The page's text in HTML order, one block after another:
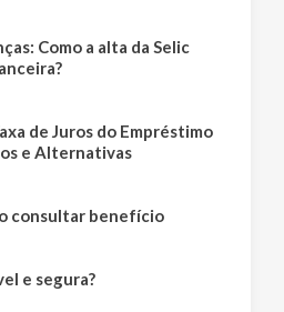
Como a alta da Selic
de Juros do Empréstimo
e Alternativas
consultar benefício
e segura?